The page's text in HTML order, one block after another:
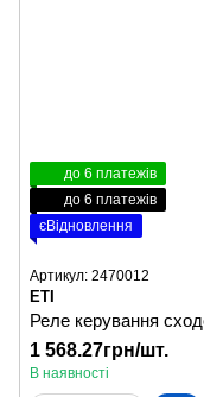
до 6 платежів
до 6 платежів
єВідновлення
Артикул: 2470012
ETI
Реле керування
1 568.27грн/шт.
В наявності